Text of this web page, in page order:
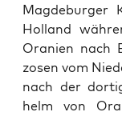
Magde­burg­er
Hol­land
Oranien nach
zosen vom
nach der
helm von